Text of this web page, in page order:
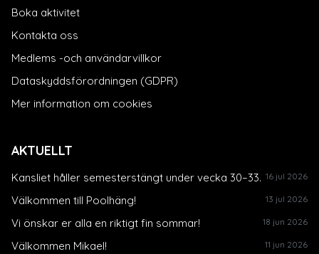
Boka aktivitet
Kontakta oss
Medlems -och användarvillkor
Dataskyddsförordningen (GDPR)
Mer information om cookies
AKTUELLT
Kansliet håller semesterstängt under vecka 30–33. 16 jul 2026
Välkommen till Poolhäng! 13 jul 2026
Vi önskar er alla en riktigt fin sommar! 18 jun 2026
Välkommen Mikael! 11 jun 2026